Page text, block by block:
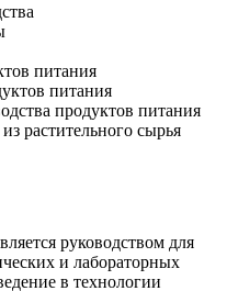
питания
питания
продуктов питания
растительного сырья
руководством для
и лабораторных
в технологии